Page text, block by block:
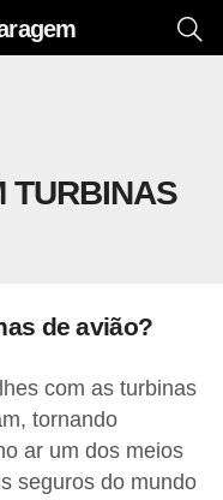
TURBINAS
de avião?
com as turbinas
tornando
ar um dos meios
seguros do mundo